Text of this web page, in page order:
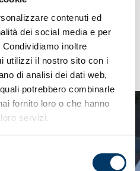
contenuti ed
dei social media e per
inoltre
utilizzi il nostro sito con i
di analisi dei dati web,
potrebbero combinarle
fornito loro o che hanno
servizi.